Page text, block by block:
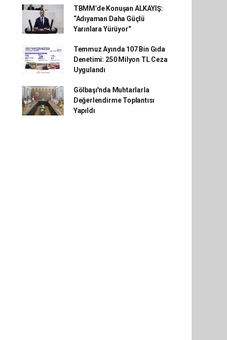
TBMM’de Konuşan ALKAYIŞ:
“Adıyaman Daha Güçlü
Yarınlara Yürüyor”
Temmuz Ayında 107 Bin Gıda
Denetimi: 250 Milyon TL Ceza
Uygulandı
Gölbaşı'nda Muhtarlarla
Değerlendirme Toplantısı
Yapıldı